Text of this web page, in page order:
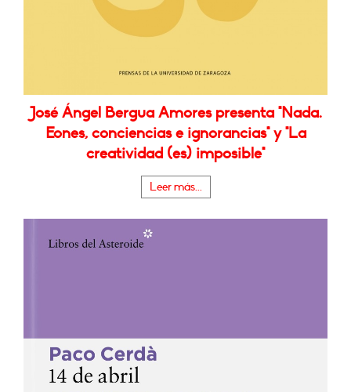
José Ángel Bergua Amores presenta "Nada.
Eones, conciencias e ignorancias" y "La
creatividad (es) imposible"
Leer más...